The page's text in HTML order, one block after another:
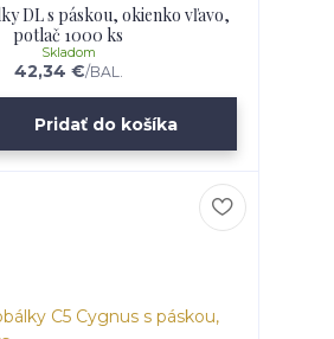
DL s páskou, okienko vľavo,
potlač 1000 ks
42,34 €/BAL.
Skladom
Pridať do košíka